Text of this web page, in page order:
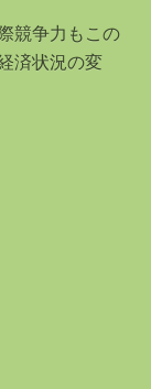
競争力もこの
済状況の変